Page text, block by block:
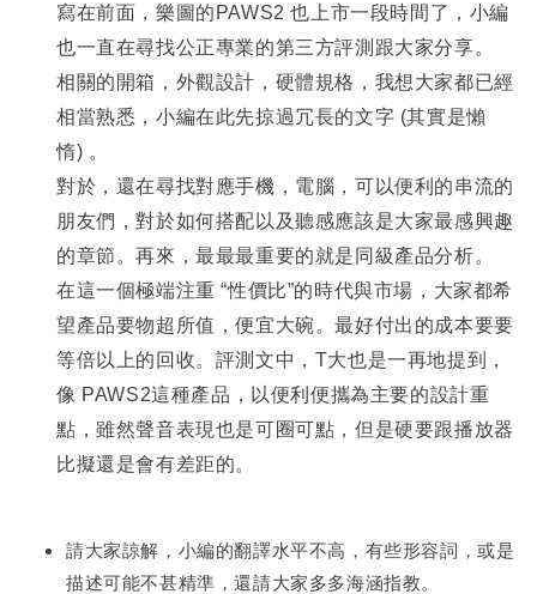
寫在前面，樂圖的PAWS2 也上市一段時間了，小編
也一直在尋找公正專業的第三方評測跟大家分享。
相關的開箱，外觀設計，硬體規格，我想大家都已經
相當熟悉，小編在此先掠過冗長的文字 (其實是懶
惰) 。
對於，還在尋找對應手機，電腦，可以便利的串流的
朋友們，對於如何搭配以及聽感應該是大家最感興趣
的章節。再來，最最最重要的就是同級產品分析。
在這一個極端注重 “性價比”的時代與市場，大家都希
望產品要物超所值，便宜大碗。最好付出的成本要要
等倍以上的回收。評測文中，T大也是一再地提到，
像 PAWS2這種產品，以便利便攜為主要的設計重
點，雖然聲音表現也是可圈可點，但是硬要跟播放器
比擬還是會有差距的。
請大家諒解，小編的翻譯水平不高，有些形容詞，或是
描述可能不甚精準，還請大家多多海涵指教。